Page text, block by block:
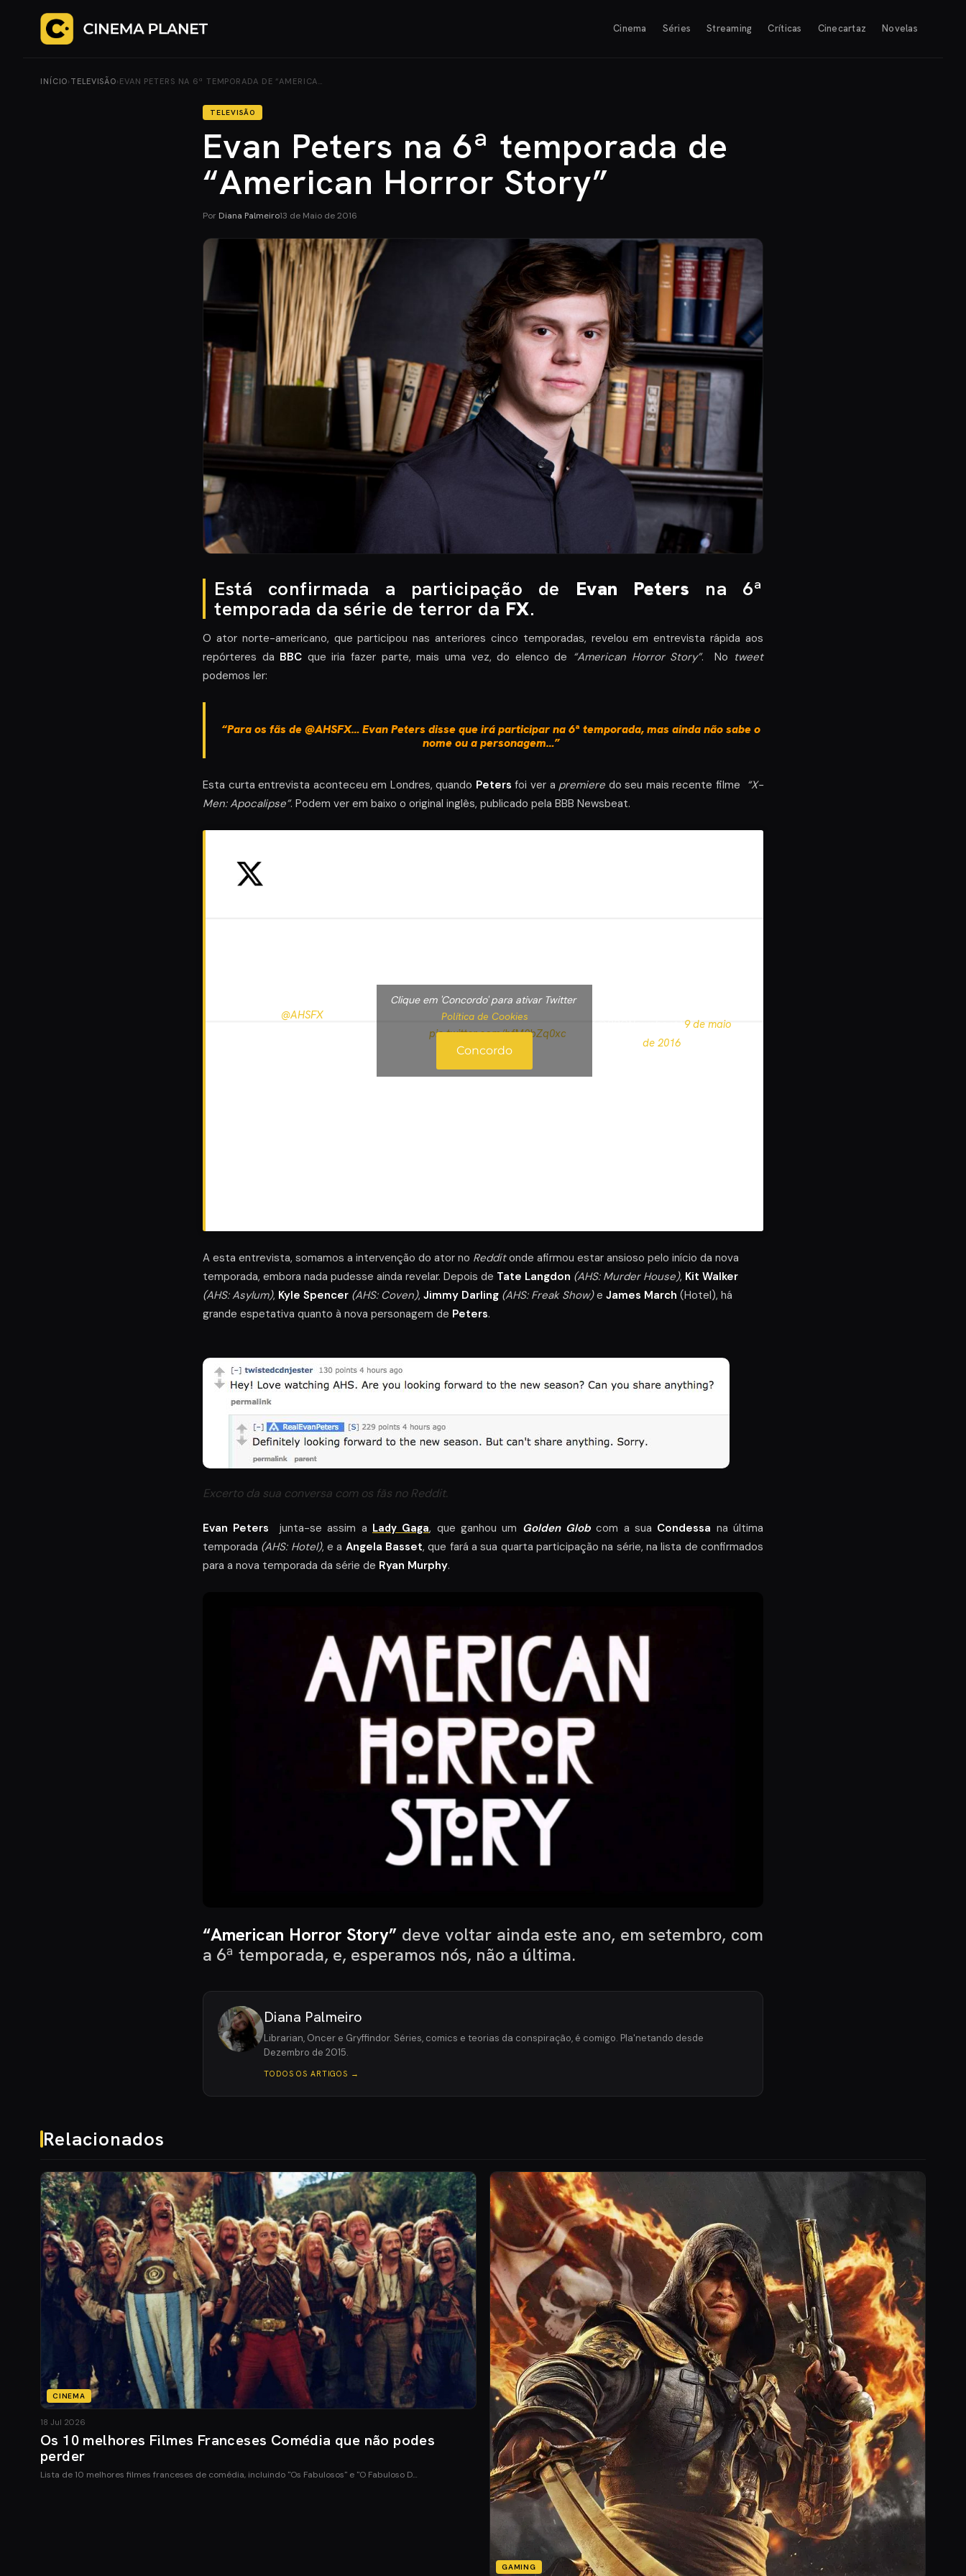
Cinema Séries Streaming Críticas Cinecartaz Novelas
INÍCIO› TELEVISÃO› EVAN PETERS NA 6ª TEMPORADA DE “AMERICA…
TELEVISÃO
Evan Peters na 6ª temporada de
“American Horror Story”
Por Diana Palmeiro13 de Maio de 2016
Está confirmada a participação de Evan Peters na 6ª
temporada da série de terror da FX.
O ator norte-americano, que participou nas anteriores cinco temporadas, revelou em entrevista rápida aos
repórteres da BBC que iria fazer parte, mais uma vez, do elenco de “American Horror Story”. No tweet
podemos ler:
“Para os fãs de @AHSFX… Evan Peters disse que irá participar na 6ª temporada, mas ainda não sabe o
nome ou a personagem…”
Esta curta entrevista aconteceu em Londres, quando Peters foi ver a premiere do seu mais recente filme “X-
Men: Apocalipse”. Podem ver em baixo o original inglês, publicado pela BBB Newsbeat.
@AHSFX fans… Evan Peters says he'll do season 6 but hasn't
been told name or character yet…pic.twitter.com/bfM0bZq0xc
9 de maio
de 2016
Clique em 'Concordo' para ativar Twitter
Política de Cookies
Concordo
A esta entrevista, somamos a intervenção do ator no Redditonde afirmou estar ansioso pelo início da nova
temporada, embora nada pudesse ainda revelar. Depois de Tate Langdon (AHS: Murder House), Kit Walker
(AHS: Asylum), Kyle Spencer (AHS: Coven), Jimmy Darling (AHS: Freak Show)e James March (Hotel), há
grande espetativa quanto à nova personagem de Peters.
Excerto da sua conversa com os fãs no Reddit.
Evan Peters junta-se assim a Lady Gaga, que ganhou um Golden Glob com a sua Condessa na última
temporada (AHS: Hotel), e a Angela Basset, que fará a sua quarta participação na série, na lista de confirmados
para a nova temporada da série de Ryan Murphy.
“American Horror Story” deve voltar ainda este ano, em setembro, com
a 6ª temporada, e, esperamos nós, não a última.
Diana Palmeiro
Librarian, Oncer e Gryffindor. Séries, comics e teorias da conspiração, é comigo. Pla'netando desde
Dezembro de 2015.
TODOS OS ARTIGOS →
Relacionados
CINEMA
18 Jul 2026
Os 10 melhores Filmes Franceses Comédia que não podes
perder
Lista de 10 melhores filmes franceses de comédia, incluindo "Os Fabulosos" e "O Fabuloso D…
GAMING